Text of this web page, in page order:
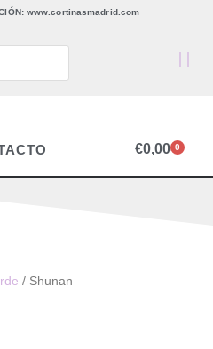
www.cortinasmadrid.com
€0,00 0
/ Shunan